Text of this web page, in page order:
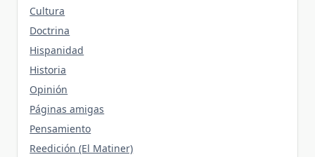
Cultura
Doctrina
Hispanidad
Historia
Opinión
Páginas amigas
Pensamiento
Reedición (El Matiner)